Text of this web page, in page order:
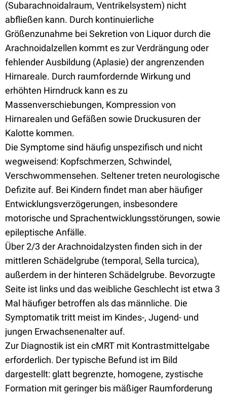
(Subarachnoidalraum, Ventrikelsystem) nicht
abfließen kann. Durch kontinuierliche
Größenzunahme bei Sekretion von Liquor durch die
Arachnoidalzellen kommt es zur Verdrängung oder
fehlender Ausbildung (Aplasie) der angrenzenden
Hirnareale. Durch raumfordernde Wirkung und
erhöhten Hirndruck kann es zu
Massenverschiebungen, Kompression von
Hirnarealen und Gefäßen sowie Druckusuren der
Kalotte kommen.
Die Symptome sind häufig unspezifisch und nicht
wegweisend: Kopfschmerzen, Schwindel,
Verschwommensehen. Seltener treten neurologische
Defizite auf. Bei Kindern findet man aber häufiger
Entwicklungsverzögerungen, insbesondere
motorische und Sprachentwicklungsstörungen, sowie
epileptische Anfälle.
Über 2/3 der Arachnoidalzysten finden sich in der
mittleren Schädelgrube (temporal, Sella turcica),
außerdem in der hinteren Schädelgrube. Bevorzugte
Seite ist links und das weibliche Geschlecht ist etwa 3
Mal häufiger betroffen als das männliche. Die
Symptomatik tritt meist im Kindes-, Jugend- und
jungen Erwachsenenalter auf.
Zur Diagnostik ist ein cMRT mit Kontrastmittelgabe
erforderlich. Der typische Befund ist im Bild
dargestellt: glatt begrenzte, homogene, zystische
Formation mit geringer bis mäßiger Raumforderung